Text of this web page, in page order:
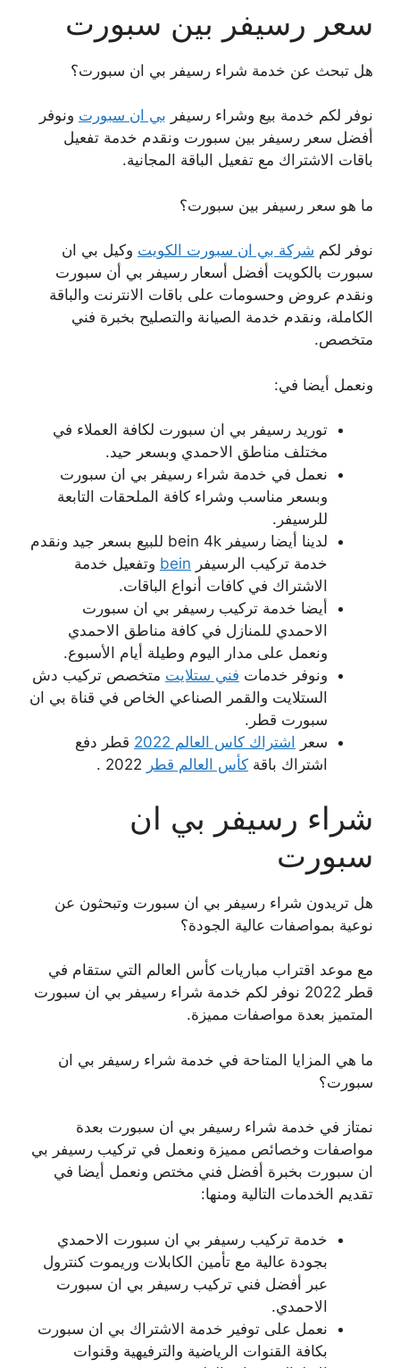
سعر رسيفر بين سبورت
هل تبحث عن خدمة شراء رسيفر بي ان سبورت؟
نوفر لكم خدمة بيع وشراء رسيفر بي ان سبورت ونوفر
أفضل سعر رسيفر بين سبورت ونقدم خدمة تفعيل
باقات الاشتراك مع تفعيل الباقة المجانية.
ما هو سعر رسيفر بين سبورت؟
نوفر لكم شركة بي ان سبورت الكويت وكيل بي ان
سبورت بالكويت أفضل أسعار رسيفر بي أن سبورت
ونقدم عروض وحسومات على باقات الانترنت والباقة
الكاملة، ونقدم خدمة الصيانة والتصليح بخبرة فني
متخصص.
ونعمل أيضا في:
توريد رسيفر بي ان سبورت لكافة العملاء في
مختلف مناطق الاحمدي وبسعر حيد.
نعمل في خدمة شراء رسيفر بي ان سبورت
وبسعر مناسب وشراء كافة الملحقات التابعة
للرسيفر.
لدينا أيضا رسيفر bein 4k للبيع بسعر جيد ونقدم
خدمة تركيب الرسيفر bein وتفعيل خدمة
الاشتراك في كافات أنواع الباقات.
أيضا خدمة تركيب رسيفر بي ان سبورت
الاحمدي للمنازل في كافة مناطق الاحمدي
ونعمل على مدار اليوم وطيلة أيام الأسبوع.
ونوفر خدمات فني ستلايت متخصص تركيب دش
الستلايت والقمر الصناعي الخاص في قناة بي ان
سبورت قطر.
سعر
اشتراك كاس العالم 2022
قطر دفع
اشتراك باقة كأس العالم قطر
شراء رسيفر بي ان
سبورت
هل تريدون شراء رسيفر بي ان سبورت وتبحثون عن
نوعية بمواصفات عالية الجودة؟
مع موعد اقتراب مباريات كأس العالم التي ستقام في
قطر 2022 نوفر لكم خدمة شراء رسيفر بي ان سبورت
المتميز بعدة مواصفات مميزة.
ما هي المزايا المتاحة في خدمة شراء رسيفر بي ان
سبورت؟
نمتاز في خدمة شراء رسيفر بي ان سبورت بعدة
مواصفات وخصائص مميزة ونعمل في تركيب رسيفر بي
ان سبورت بخبرة أفضل فني مختص ونعمل أيضا في
تقديم الخدمات التالية ومنها:
خدمة تركيب رسيفر بي ان سبورت الاحمدي
بجودة عالية مع تأمين الكابلات وريموت كنترول
عبر أفضل فني تركيب رسيفر بي ان سبورت
الاحمدي.
نعمل على توفير خدمة الاشتراك بي ان سبورت
بكافة القنوات الرياضية والترفيهية وقنوات